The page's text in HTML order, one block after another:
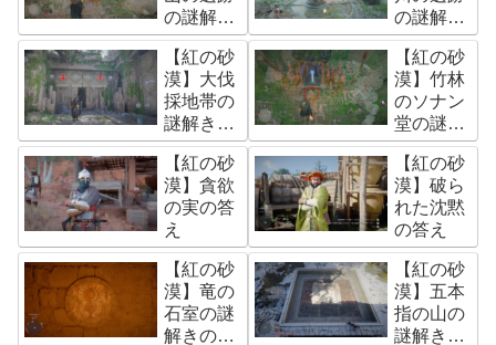
の謎解き
の答え
の謎解き
の答え
【紅の砂
漠】大伐
採地帯の
謎解きの
答え(大伐
採地帯峡
谷の遺跡)
【紅の砂
漠】竹林
のソナン
堂の謎の
答え
【紅の砂
漠】貪欲
の実の答
え
【紅の砂
漠】破ら
れた沈黙
の答え
【紅の砂
漠】竜の
石室の謎
解きの答
【紅の砂
漠】五本
指の山の
謎解きの